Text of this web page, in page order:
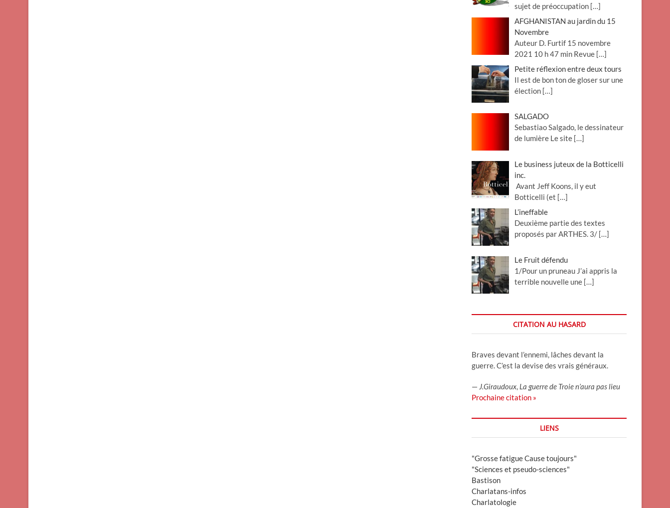
sujet de préoccupation […]
AFGHANISTAN au jardin du 15
Novembre
Auteur D. Furtif 15 novembre
2021 10 h 47 min Revue […]
Petite réflexion entre deux tours
Il est de bon ton de gloser sur une
élection […]
SALGADO
Sebastiao Salgado, le dessinateur
de lumière Le site […]
Le business juteux de la Botticelli
inc.
Avant Jeff Koons, il y eut
Botticelli (et […]
L’ineffable
Deuxième partie des textes
proposés par ARTHES. 3/ […]
Le Fruit défendu
1/Pour un pruneau J’ai appris la
terrible nouvelle une […]
CITATION AU HASARD
Braves devant l’ennemi, lâches devant la
guerre. C’est la devise des vrais généraux.
— J.Giraudoux, La guerre de Troie n’aura pas lieu
Prochaine citation »
LIENS
"Grosse fatigue Cause toujours"
"Sciences et pseudo-sciences"
Bastison
Charlatans-infos
Charlatologie